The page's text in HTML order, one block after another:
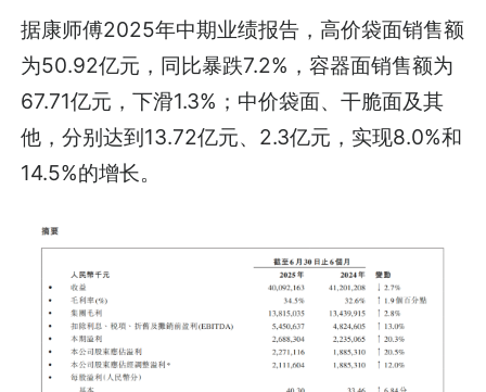
据康师傅2025年中期业绩报告，高价袋面销售额
为50.92亿元，同比暴跌7.2%，容器面销售额为
67.71亿元，下滑1.3%；中价袋面、干脆面及其
他，分别达到13.72亿元、2.3亿元，实现8.0%和
14.5%的增长。